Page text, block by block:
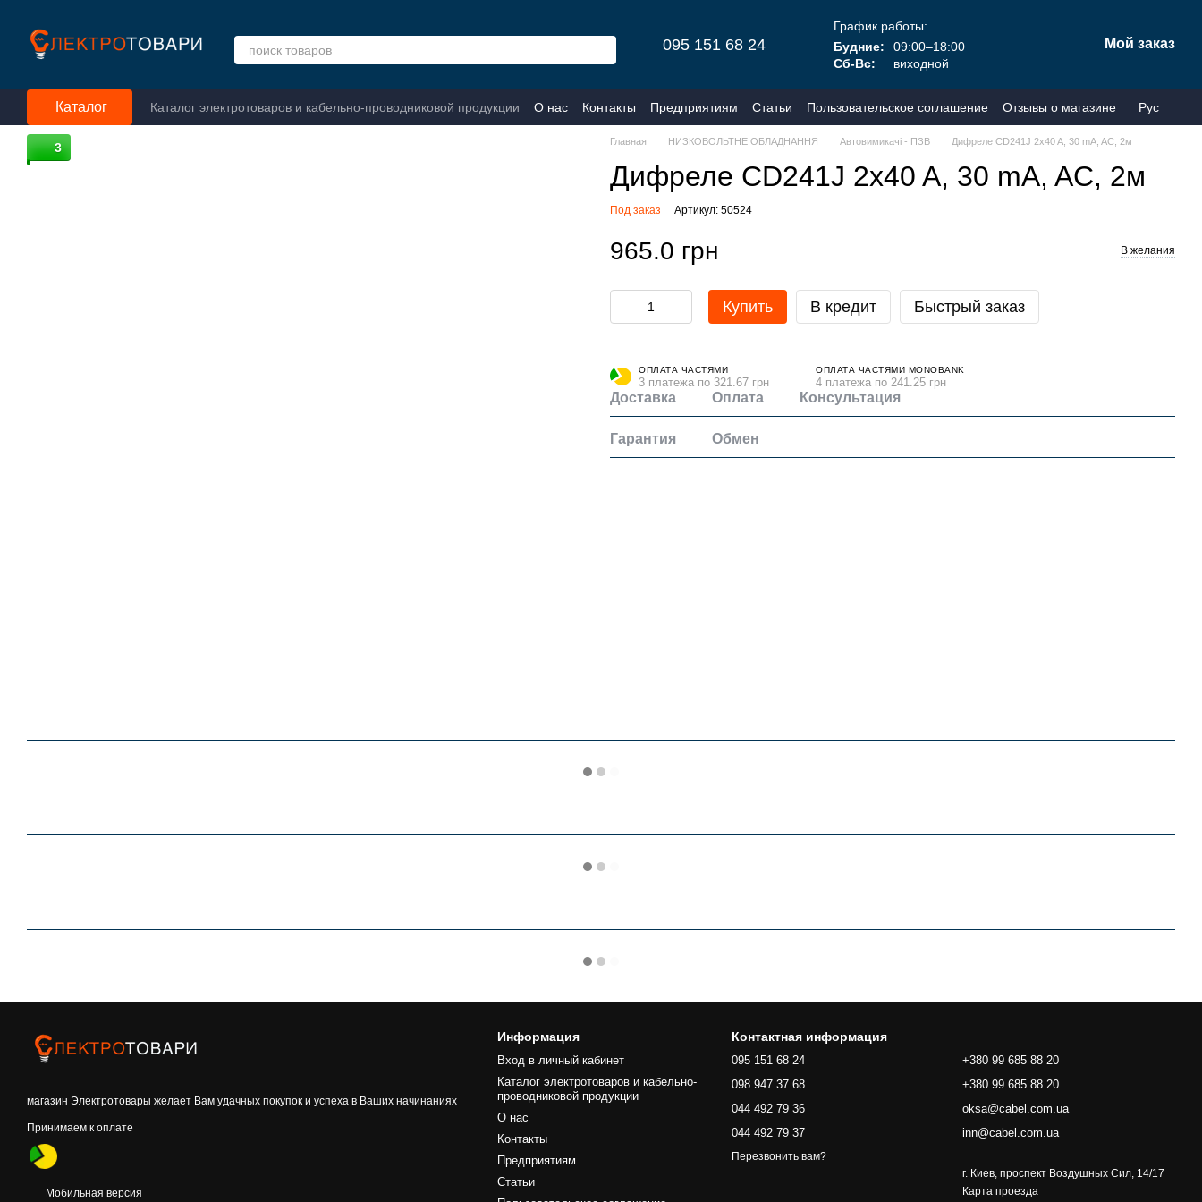
095 151 68 24
График работы:
Будние:
09:00–18:00
Сб-Вс:
виходной
Мой заказ
Каталог Каталог электротоваров и кабельно-проводниковой продукции О нас Контакты Предприятиям Статьи Пользовательское соглашение Отзывы о магазине Рус
3 Главная НИЗКОВОЛЬТНЕ ОБЛАДНАННЯ Автовимикачі - ПЗВ Дифреле CD241J 2x40 A, 30 mA, AC, 2м
Дифреле CD241J 2x40 A, 30 mA, AC, 2м
Под заказ Артикул: 50524
965.0 грн В желания
Купить В кредит Быстрый заказ
ОПЛАТА ЧАСТЯМИ
3 платежа по 321.67 грн
ОПЛАТА ЧАСТЯМИ MONOBANK
4 платежа по 241.25 грн
Доставка Оплата Консультация
Гарантия Обмен
магазин Электротовары желает Вам удачных покупок и успеха в Ваших начинаниях
Принимаем к оплате
Мобильная версия
Информация
Вход в личный кабинет
Каталог электротоваров и кабельно-
проводниковой продукции
О нас
Контакты
Предприятиям
Статьи
Контактная информация
095 151 68 24
098 947 37 68
044 492 79 36
044 492 79 37
Перезвонить вам?
+380 99 685 88 20
+380 99 685 88 20
oksa@cabel.com.ua
inn@cabel.com.ua
г. Киев, проспект Воздушных Сил, 14/17
Карта проезда